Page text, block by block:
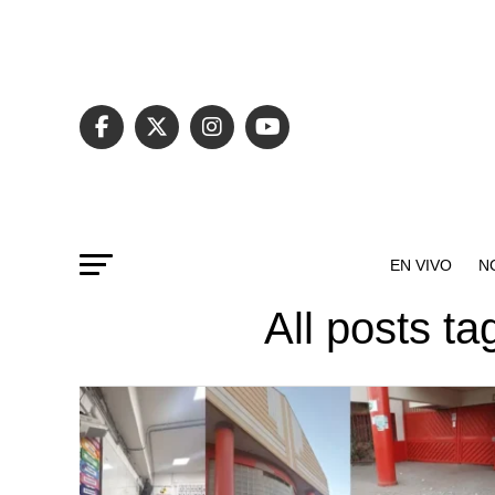
EN VIVO
All posts